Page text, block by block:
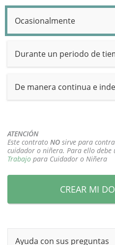
Ocasionalmente
Durante un periodo de
De manera continua e
ATENCIÓN
Este contrato NO sirve para
cuidador o niñera. Para ello debe
Trabajo para Cuidador o Niñera
CREAR MI
Ayuda con sus preguntas